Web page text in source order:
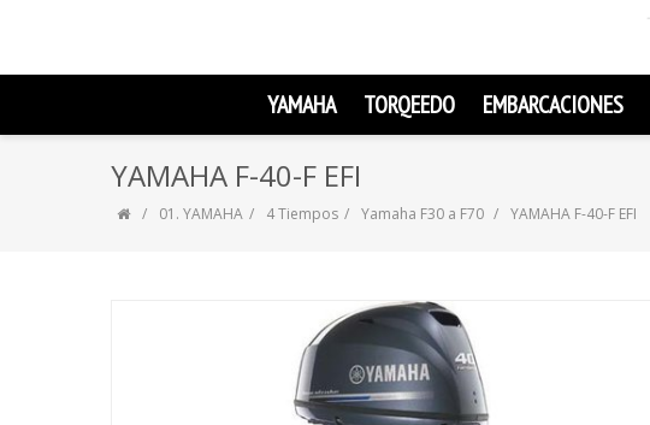
YAMAHA TORQEEDO EMBARCACIONES
YAMAHA F-40-F EFI
01. YAMAHA 4 Tiempos Yamaha F30 a F70 YAMAHA F-40-F EFI